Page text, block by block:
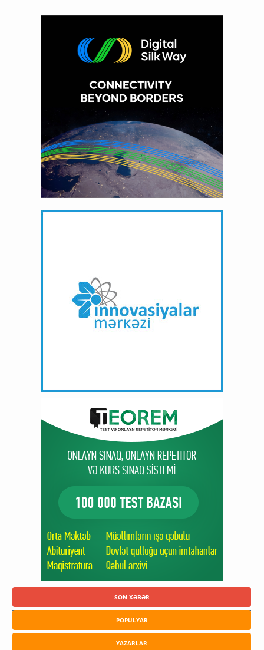
SON XƏBƏR
POPULYAR
YAZARLAR